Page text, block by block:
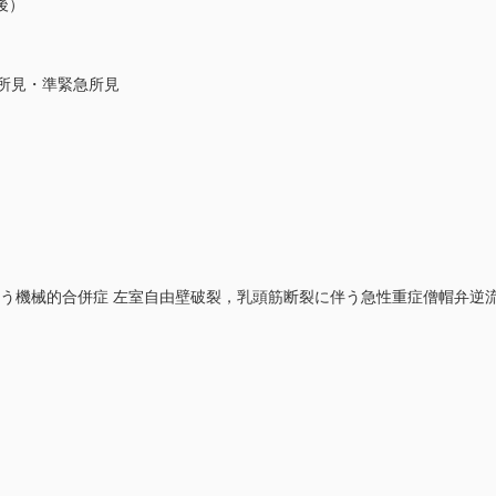
見・準緊急所見
機械的合併症 左室自由壁破裂，乳頭筋断裂に伴う急性重症僧帽弁逆